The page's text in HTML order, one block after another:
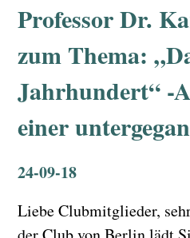
Professor Dr.
zum Thema:
Jahrhundert“ -
einer
24-09-18
Liebe Clubmitglieder,